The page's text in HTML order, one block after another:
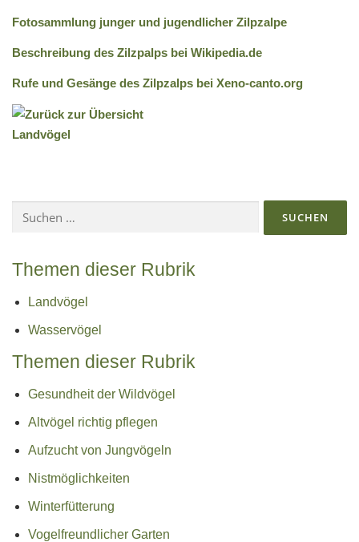
Fotosammlung junger und jugendlicher Zilpzalpe
Beschreibung des Zilzpalps bei Wikipedia.de
Rufe und Gesänge des Zilpzalps bei Xeno-canto.org
nach:
Themen dieser Rubrik
Landvögel
Wasservögel
Themen dieser Rubrik
Gesundheit der Wildvögel
Altvögel richtig pflegen
Aufzucht von Jungvögeln
Nistmöglichkeiten
Winterfütterung
Vogelfreundlicher Garten